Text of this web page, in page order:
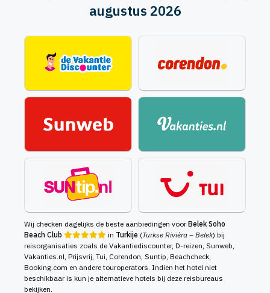
augustus 2026
Wij checken dagelijks de beste aanbiedingen voorBelek Soho
Beach Club
in Turkije (Turkse Rivièra – Belek) bij
reisorganisaties zoals de Vakantiediscounter, D-reizen, Sunweb,
Vakanties.nl, Prijsvrij, Tui, Corendon, Suntip, Beachcheck,
Booking.com en andere touroperators. Indien het hotel niet
beschikbaar is kun je alternatieve hotels bij deze reisbureaus
bekijken.